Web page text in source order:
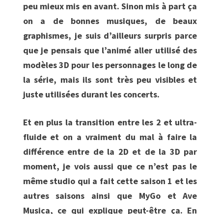
peu mieux mis en avant. Sinon mis à part ça
on a de bonnes musiques, de beaux
graphismes, je suis d’ailleurs surpris parce
que je pensais que l’animé aller utilisé des
modèles 3D pour les personnages le long de
la série, mais ils sont très peu visibles et
juste utilisées durant les concerts.
Et en plus la transition entre les 2 et ultra-
fluide et on a vraiment du mal à faire la
différence entre de la 2D et de la 3D par
moment, je vois aussi que ce n’est pas le
même studio qui a fait cette saison 1 et les
autres saisons ainsi que MyGo et Ave
Musica, ce qui explique peut-être ça. En